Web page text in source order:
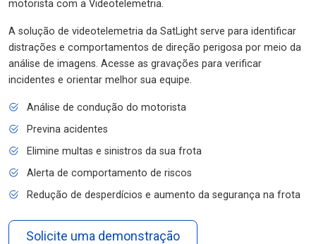
motorista com a Videotelemetria.
A solução de videotelemetria da SatLight serve para identificar
distrações e comportamentos de direção perigosa por meio da
análise de imagens. Acesse as gravações para verificar
incidentes e orientar melhor sua equipe.
Análise de condução do motorista
Previna acidentes
Elimine multas e sinistros da sua frota
Alerta de comportamento de riscos
Redução de desperdícios e aumento da segurança na frota
Solicite uma demonstração